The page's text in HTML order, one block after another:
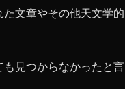
文章やその他天文学的
見つからなかったと言